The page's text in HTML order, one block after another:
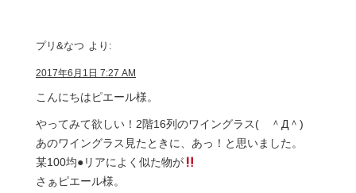
プリ&なつ より:
2017年6月1日 7:27 AM
こんにちはピエール様。
やってみて欲しい！2階16列のワイングラス( ＾Д＾)
あのワイングラス見たときに、あっ！と思いました。
某100均●リアによく似た物が
さぁピエール様。